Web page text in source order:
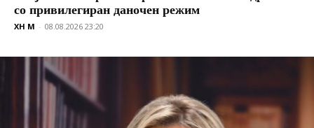
со привилегиран даночен режим
XH M - 08.08.2026 23:20